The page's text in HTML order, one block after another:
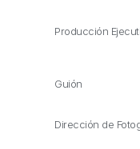
Producción
Guión
Dirección de